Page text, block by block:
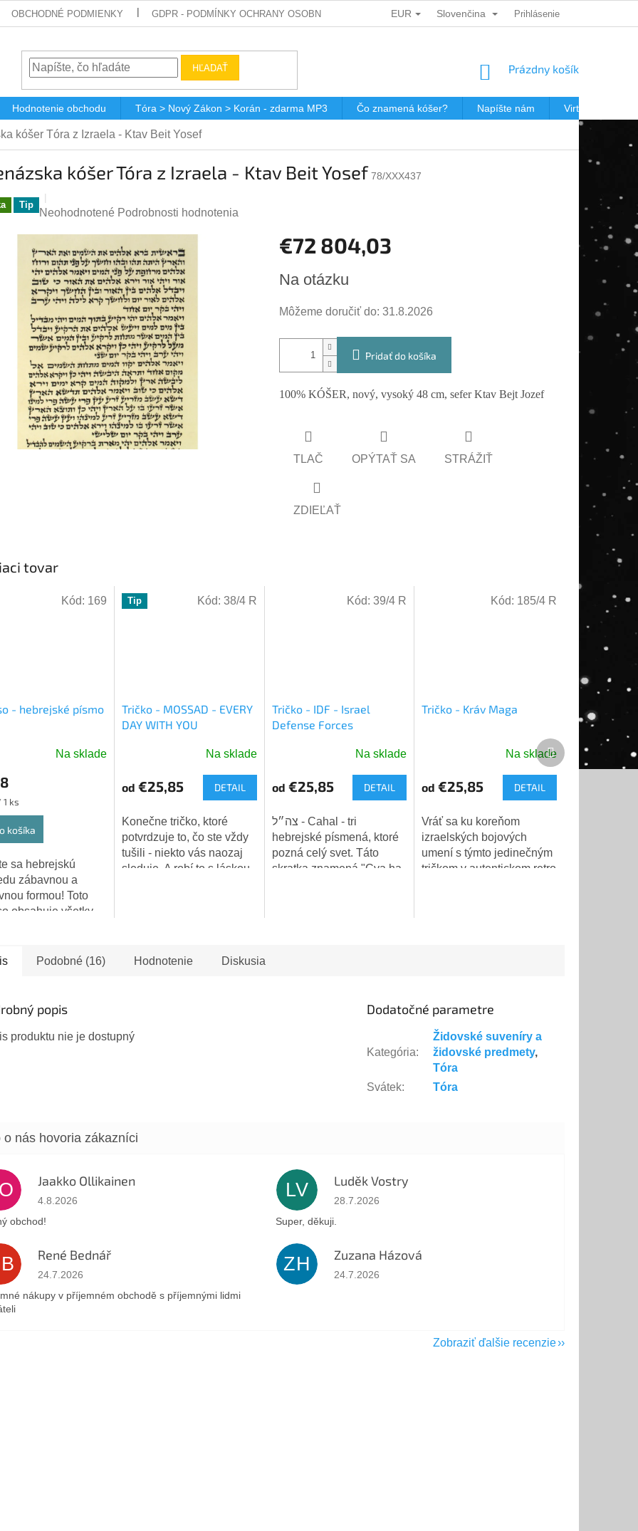
OBCHODNÉ PODMIENKY GDPR - PODMÍNKY OCHRANY OSOBNÍCH ÚDAJŮ DÁRKOVÉ KUPONY POŠTOVNÉ V JEWISHOP
EUR Slovenčina Prihlásenie
HĽADAŤ
NÁKUPNÝ
Prázdny košík
Hodnotenie obchodu Tóra > Nový Zákon > Korán - zdarma MP3 Čo znamená kóšer? Napíšte nám Virtuálna
kóšer Tóra z Izraela - Ktav Beit Yosef
kóšer Tóra z Izraela - Ktav Beit Yosef 78/XXX437
Tip
Priemerné
je
0,0
z
5
hviezdičiek.
Neohodnotené Podrobnosti hodnotenia
€72 804,03
cena:
Na otázku
Môžeme doručiť do: 31.8.2026
Pridať do košíka
100% KÓŠER, nový, vysoký 48 cm, sefer Ktav Bejt Jozef
TLAČ OPÝTAŤ SA STRÁŽIŤ
ZDIEĽAŤ
tovar
- hebrejské písmo
Na sklade
ks
košíka
sa hebrejskú
zábavnou a
formou! Toto
obsahuje všetky
variantov –
Kód: 169 Tip
Tričko - MOSSAD - EVERY
DAY WITH YOU
produktu
5,0
z
5
hviezdičiek.
Na sklade
od €25,85 DETAIL
Konečne tričko, ktoré
potvrdzuje to, čo ste vždy
tušili - niekto vás naozaj
sleduje. A robí to s láskou.
Kód: 38/4 R
Tričko - IDF - Israel
Defense Forces
produktu
5,0
z
5
hviezdičiek.
Na sklade
od €25,85 DETAIL
צה״ל - Cahal - tri
hebrejské písmená, ktoré
pozná celý svet. Táto
skratka znamená "Cva ha-
Kód:39/4 R
Tričko - Kráv Maga
Na sklade
od €25,85 DETAIL
Vráť sa ku koreňom
izraelských bojových
umení s týmto jedinečným
tričkom v autentickom retro
Kód: 185/4 R
Ďalší
produkt
Podobné (16) Hodnotenie Diskusia
popis
produktu nie je dostupný
Dodatočné parametre
Kategória:
Židovské suveníry a
židovské predmety,
Tóra
Svátek: Tóra
Jaakko Ollikainen
Hodnotenie obchodu je 5 z 5 hviezdičiek.
4.8.2026
obchod!
LV Luděk Vostry
Hodnotenie obchodu je 5 z 5 hviezdičiek.
28.7.2026
Super, děkuji.
René Bednář
Hodnotenie obchodu je 5 z 5 hviezdičiek.
24.7.2026
nákupy v příjemném obchodě s příjemnými lidmi
ZH Zuzana Házová
Hodnotenie obchodu je 5 z 5 hviezdičiek.
24.7.2026
Zobraziť ďalšie recenzie